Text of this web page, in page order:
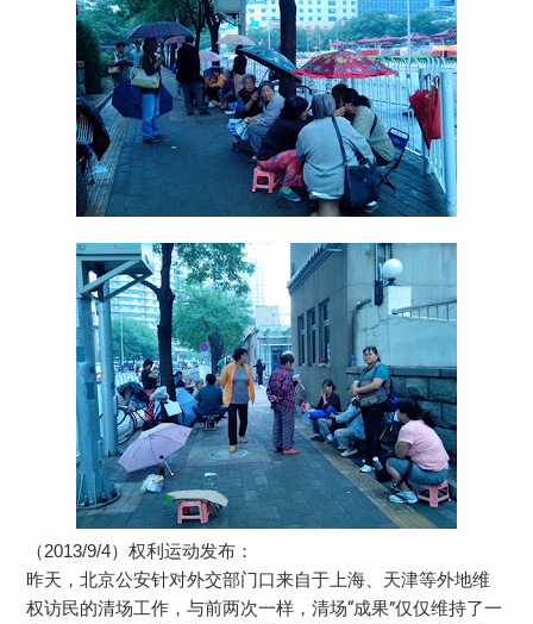
（2013/9/4）权利运动发布：
昨天，北京公安针对外交部门口来自于上海、天津等外地维
权访民的清场工作，与前两次一样，清场“成果”仅仅维持了一